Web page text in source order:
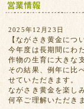
2025年12月23日
【ながさき黄金につ
今年度は長期間にわ
作物の生育に大きな
その結果、例年に比
せていただきます。
ながさき黄金を楽し
何卒ご理解いただき